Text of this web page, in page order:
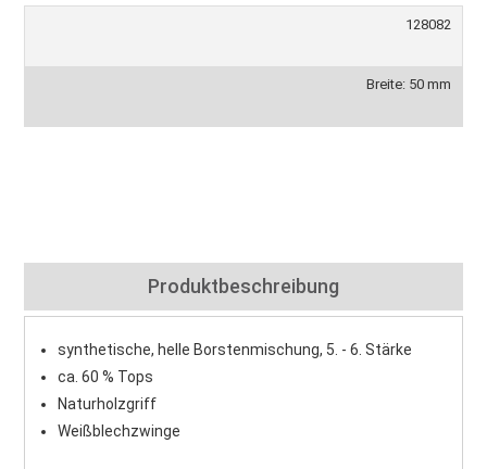
128082
Breite: 50 mm
Produktbeschreibung
synthetische, helle Borstenmischung, 5. - 6. Stärke
ca. 60 % Tops
Naturholzgriff
Weißblechzwinge